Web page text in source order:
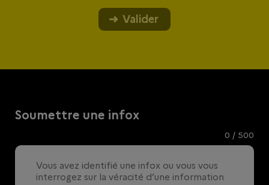
Valider
Soumettre une infox
0 / 500